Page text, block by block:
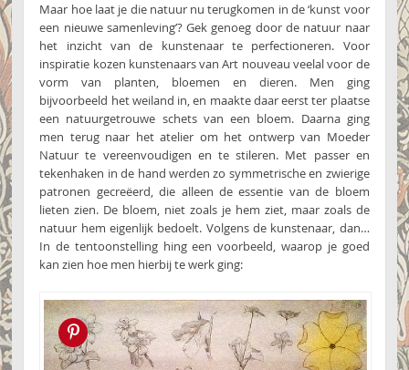
Maar hoe laat je die natuur nu terugkomen in de ‘kunst voor
een nieuwe samenleving’? Gek genoeg door de natuur naar
het inzicht van de kunstenaar te perfectioneren. Voor
inspiratie kozen kunstenaars van Art nouveau veelal voor de
vorm van planten, bloemen en dieren. Men ging
bijvoorbeeld het weiland in, en maakte daar eerst ter plaatse
een natuurgetrouwe schets van een bloem. Daarna ging
men terug naar het atelier om het ontwerp van Moeder
Natuur te vereenvoudigen en te stileren. Met passer en
tekenhaken in de hand werden zo symmetrische en zwierige
patronen gecreëerd, die alleen de essentie van de bloem
lieten zien. De bloem, niet zoals je hem ziet, maar zoals de
natuur hem eigenlijk bedoelt. Volgens de kunstenaar, dan…
In de tentoonstelling hing een voorbeeld, waarop je goed
kan zien hoe men hierbij te werk ging:
Pin this!